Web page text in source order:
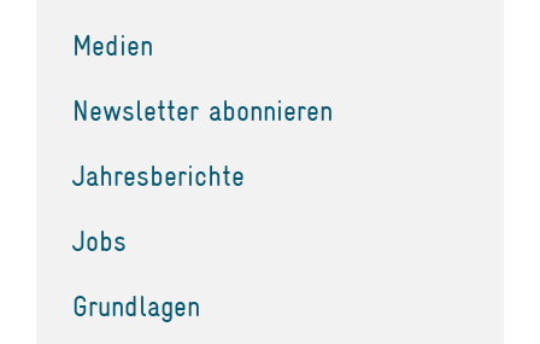
Medien
Newsletter abonnieren
Jahresberichte
Jobs
Grundlagen